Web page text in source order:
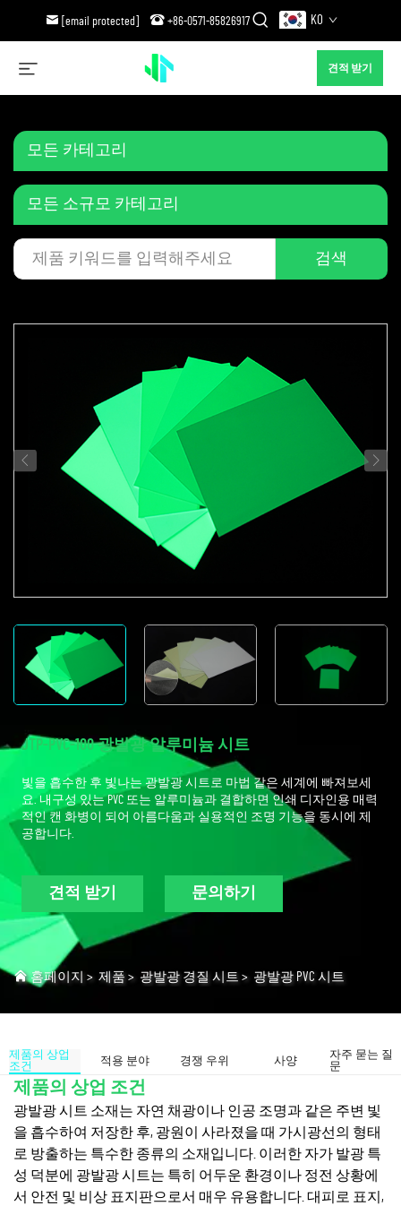
[email protected] +86-0571-85826917 KO
견적 받기
모든 카테고리
모든 소규모 카테고리
검색
JTP-PVC-100 광발광 알루미늄 시트
빛을 흡수한 후 빛나는 광발광 시트로 마법 같은 세계에 빠져보세
요. 내구성 있는 PVC 또는 알루미늄과 결합하면 인쇄 디자인용 매력
적인 캔 화병이 되어 아름다움과 실용적인 조명 기능을 동시에 제
공합니다.
견적 받기 문의하기
홈페이지 > 제품 > 광발광 경질 시트 > 광발광 PVC 시트
제품의 상업
조건
적용 분야 경쟁 우위 사양
자주 묻는 질
문
제품의 상업 조건
광발광 시트 소재는 자연 채광이나 인공 조명과 같은 주변 빛
을 흡수하여 저장한 후, 광원이 사라졌을 때 가시광선의 형태
로 방출하는 특수한 종류의 소재입니다. 이러한 자가 발광 특
성 덕분에 광발광 시트는 특히 어두운 환경이나 정전 상황에
서 안전 및 비상 표지판으로서 매우 유용합니다. 대피로 표지,